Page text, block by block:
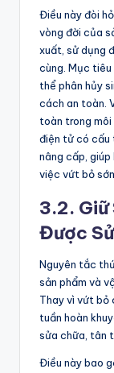
Điều này đòi
vòng đời của
xuất, sử dụng
cùng. Mục
thể phân hủy
cách an toàn.
toàn trong
điện tử có cấu
nâng cấp,
việc vứt bỏ
3.2. Giữ
Được
Nguyên tắc
sản phẩm và
Thay vì vứt bỏ
tuần hoàn
sửa chữa, tân
Điều này bao